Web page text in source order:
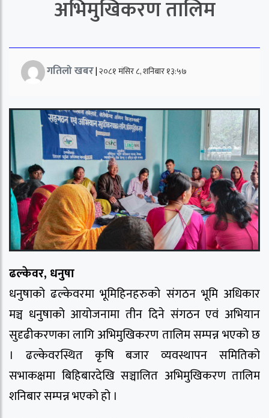
अभिमुखिकरण तालिम
गतिलो खबर|२०८१ मंसिर ८, शनिबार १३:५७
ढल्केवर, धनुषा
धनुषाको ढल्केवरमा भूमिहिनहरुको संगठन भूमि अधिकार
मञ्च धनुषाको आयोजनामा तीन दिने संगठन एवं अभियान
सुदृढीकरणका लागि अभिमुखिकरण तालिम सम्पन्न भएको छ
। ढल्केवरस्थित कृषि बजार व्यवस्थापन समितिको
सभाकक्षमा बिहिबारदेखि सञ्चालित अभिमुखिकरण तालिम
शनिबार सम्पन्न भएको हो ।